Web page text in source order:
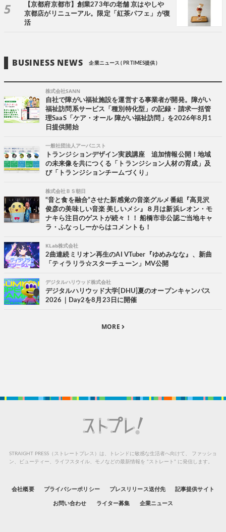
【京都府京都市】創業273年の老舗 京はやしや
京都店がリニューアル。限定「紅茶パフェ」が復
活
BUSINESS NEWS 企業ニュース ( PR TIMES提供 )
株式会社SANN
自社で障がい福祉施設を運営する事業者が開発。障がい
福祉訪問系サービス「種別特化型」の記録・請求一括管
理SaaS「ケア・オール 障がい福祉訪問」を2026年8月1
日提供開始
一般社団法人アーバニスト
トランジションデザイン実践講座 追加情報公開！地域
の未来像を共につくる「トランジション人材の育成」及
び「トランジションチームづくり」
株式会社ＢＳ朝日
“音と食を融合”させた新感覚の音楽グルメ番組『高見沢
俊彦の美味しい音楽 美しいメシ』８月は新浜レオン・モ
ナキら注目のゲストが続々！！ 船橋市非公認ご当地キャ
ラ・ふなっしーからはコメントも！
KLab株式会社
2曲連続ミリオン再生のAI VTuber『ゆめみなな』、新曲
「ティラリラ☆スターチューン」MV公開
デジタルハリウッド株式会社
デジタルハリウッド大学[DHU]夏のオープンキャンパス
2026｜Day2を8月23日に開催
MORE
STRAIGHT PRESS（ストレートプレス）は、トレンドに敏感な生活者へ向けて、
ファッショ
ン、ビューティー、ライフスタイル、モノなどの最新情報を “ストレート” に発信します。
会社概要 プライバシーポリシー プレスリリース送付先 記事提供サイト
お問い合わせ ライター募集 企業ニュース